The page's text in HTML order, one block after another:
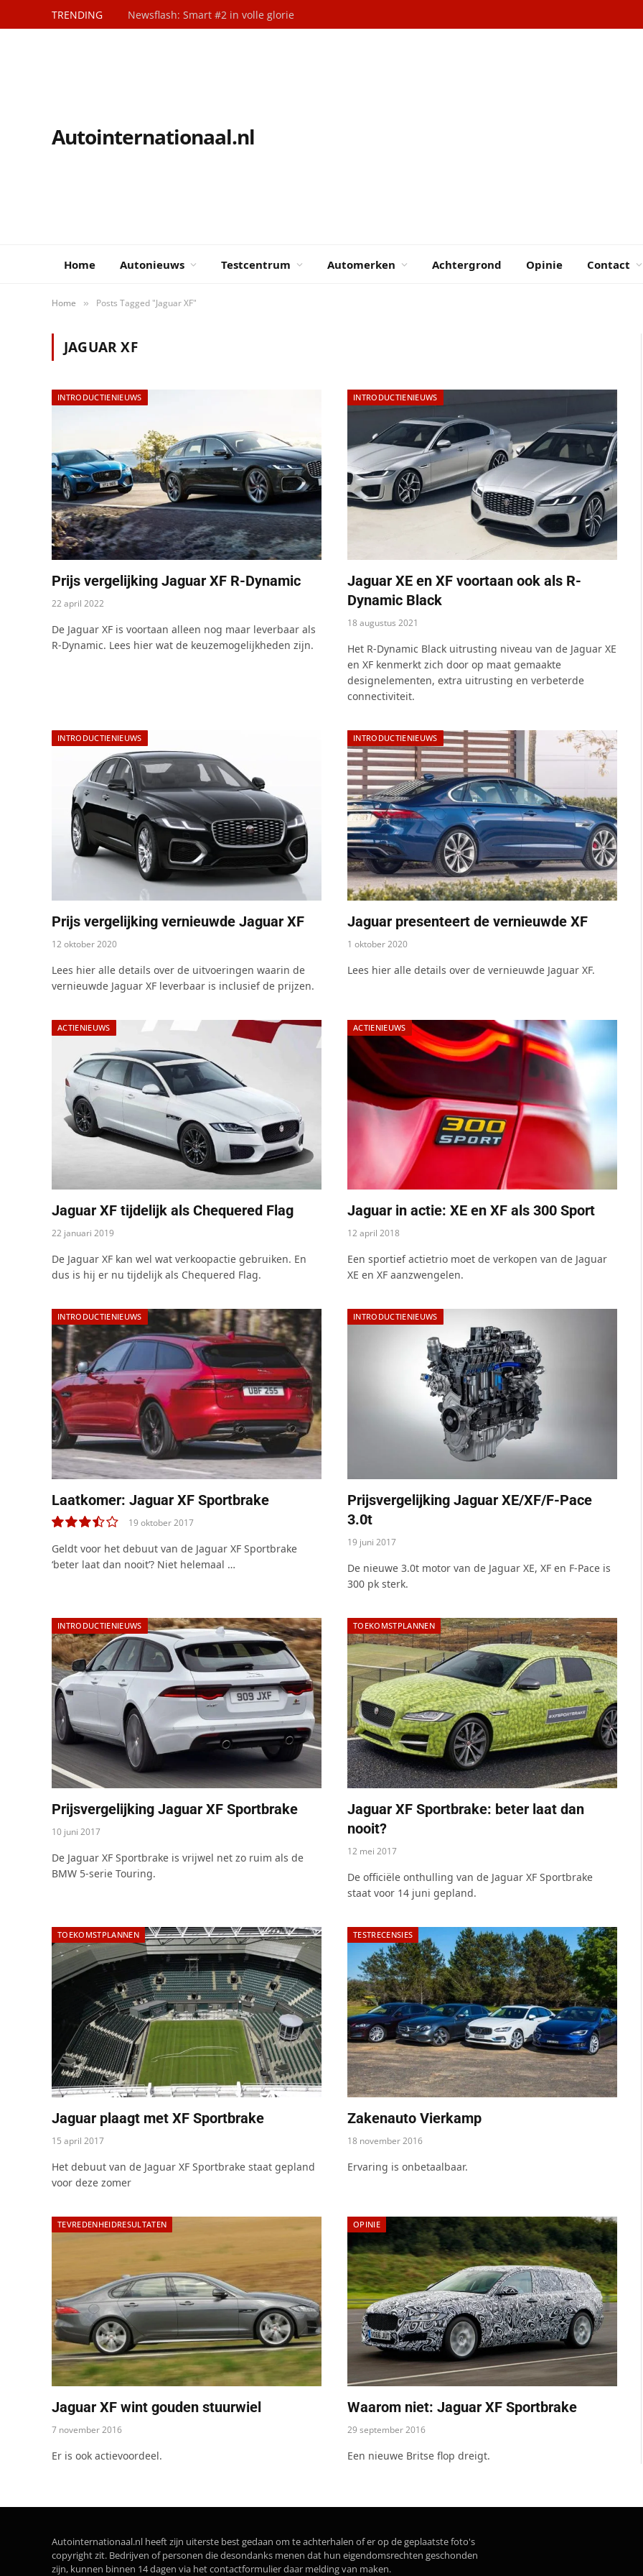
TRENDING Newsflash: Smart #2 in volle glorie
Autointernationaal.nl
Home Autonieuws Testcentrum Automerken Achtergrond Opinie Contact
Home » Posts Tagged "Jaguar XF"
JAGUAR XF
INTRODUCTIENIEUWS
Prijs vergelijking Jaguar XF R-Dynamic
22 april 2022
De Jaguar XF is voortaan alleen nog maar leverbaar als
R-Dynamic. Lees hier wat de keuzemogelijkheden zijn.
INTRODUCTIENIEUWS
Jaguar XE en XF voortaan ook als R-
Dynamic Black
18 augustus 2021
Het R-Dynamic Black uitrusting niveau van de Jaguar XE
en XF kenmerkt zich door op maat gemaakte
designelementen, extra uitrusting en verbeterde
connectiviteit.
INTRODUCTIENIEUWS
Prijs vergelijking vernieuwde Jaguar XF
12 oktober 2020
Lees hier alle details over de uitvoeringen waarin de
vernieuwde Jaguar XF leverbaar is inclusief de prijzen.
INTRODUCTIENIEUWS
Jaguar presenteert de vernieuwde XF
1 oktober 2020
Lees hier alle details over de vernieuwde Jaguar XF.
ACTIENIEUWS
Jaguar XF tijdelijk als Chequered Flag
22 januari 2019
De Jaguar XF kan wel wat verkoopactie gebruiken. En
dus is hij er nu tijdelijk als Chequered Flag.
ACTIENIEUWS
Jaguar in actie: XE en XF als 300 Sport
12 april 2018
Een sportief actietrio moet de verkopen van de Jaguar
XE en XF aanzwengelen.
INTRODUCTIENIEUWS
Laatkomer: Jaguar XF Sportbrake
7.0
19 oktober 2017
Geldt voor het debuut van de Jaguar XF Sportbrake
‘beter laat dan nooit’? Niet helemaal …
INTRODUCTIENIEUWS
Prijsvergelijking Jaguar XE/XF/F-Pace
3.0t
19 juni 2017
De nieuwe 3.0t motor van de Jaguar XE, XF en F-Pace is
300 pk sterk.
INTRODUCTIENIEUWS
Prijsvergelijking Jaguar XF Sportbrake
10 juni 2017
De Jaguar XF Sportbrake is vrijwel net zo ruim als de
BMW 5-serie Touring.
TOEKOMSTPLANNEN
Jaguar XF Sportbrake: beter laat dan
nooit?
12 mei 2017
De officiële onthulling van de Jaguar XF Sportbrake
staat voor 14 juni gepland.
TOEKOMSTPLANNEN
Jaguar plaagt met XF Sportbrake
15 april 2017
Het debuut van de Jaguar XF Sportbrake staat gepland
voor deze zomer
TESTRECENSIES
Zakenauto Vierkamp
18 november 2016
Ervaring is onbetaalbaar.
TEVREDENHEIDRESULTATEN
Jaguar XF wint gouden stuurwiel
7 november 2016
Er is ook actievoordeel.
OPINIE
Waarom niet: Jaguar XF Sportbrake
29 september 2016
Een nieuwe Britse flop dreigt.
Autointernationaal.nl heeft zijn uiterste best gedaan om te achterhalen of er op de geplaatste foto's
copyright zit. Bedrijven of personen die desondanks menen dat hun eigendomsrechten geschonden
zijn, kunnen binnen 14 dagen via het contactformulier daar melding van maken.